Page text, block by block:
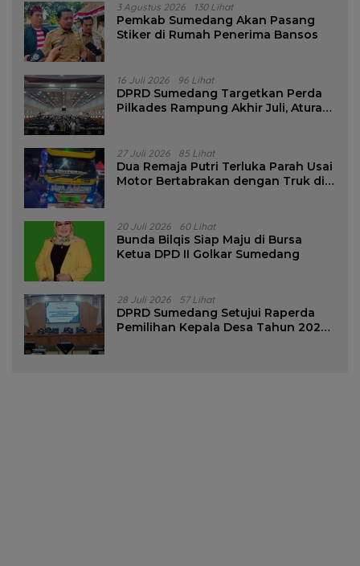
3 Agustus 2026 130 Lihat
Pemkab Sumedang Akan Pasang
Stiker di Rumah Penerima Bansos
16 Juli 2026 96 Lihat
DPRD Sumedang Targetkan Perda
Pilkades Rampung Akhir Juli, Aturan
27 Juli 2026 85 Lihat
Dua Remaja Putri Terluka Parah Usai
Motor Bertabrakan dengan Truk di
20 Juli 2026 60 Lihat
Bunda Bilqis Siap Maju di Bursa
Ketua DPD II Golkar Sumedang
28 Juli 2026 57 Lihat
DPRD Sumedang Setujui Raperda
Pemilihan Kepala Desa Tahun 2026